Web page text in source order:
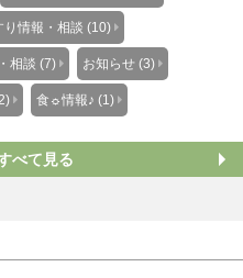
り情報・相談 (10)
相談 (7) お知らせ (3)
食☼情報♪ (1)
べて見る